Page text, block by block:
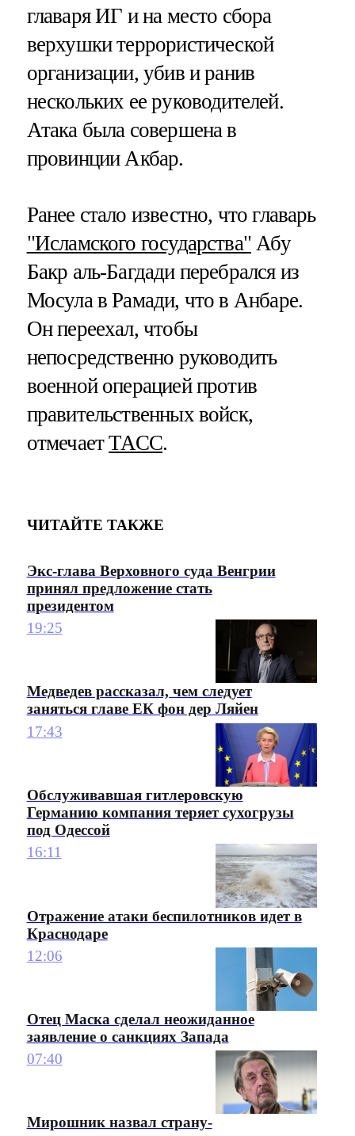
главаря ИГ и на место сбора
верхушки террористической
организации, убив и ранив
нескольких ее руководителей.
Атака была совершена в
провинции Акбар.
Ранее стало известно, что главарь
"Исламского государства" Абу
Бакр аль-Багдади перебрался из
Мосула в Рамади, что в Анбаре.
Он переехал, чтобы
непосредственно руководить
военной операцией против
правительственных войск,
отмечаетТАСС.
ЧИТАЙТЕ ТАКЖЕ
Экс-глава Верховного суда Венгрии
принял предложение стать
президентом
19:25
Медведев рассказал, чем следует
заняться главе ЕК фон дер Ляйен
17:43
Обслуживавшая гитлеровскую
Германию компания теряет сухогрузы
под Одессой
16:11
Отражение атаки беспилотников идет в
Краснодаре
12:06
Отец Маска сделал неожиданное
заявление о санкциях Запада
07:40
Мирошник назвал страну-